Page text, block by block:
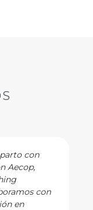
con
Aecop,
con
en